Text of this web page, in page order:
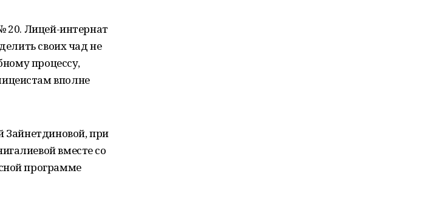
20. Лицей-интернат
своих чад не
процессу,
вполне
Зайнетдиновой, при
вместе со
программе